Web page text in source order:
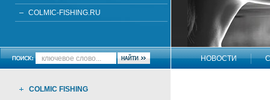
COLMIC-FISHING.RU
COLMIC FISHING
НОВОСТИ